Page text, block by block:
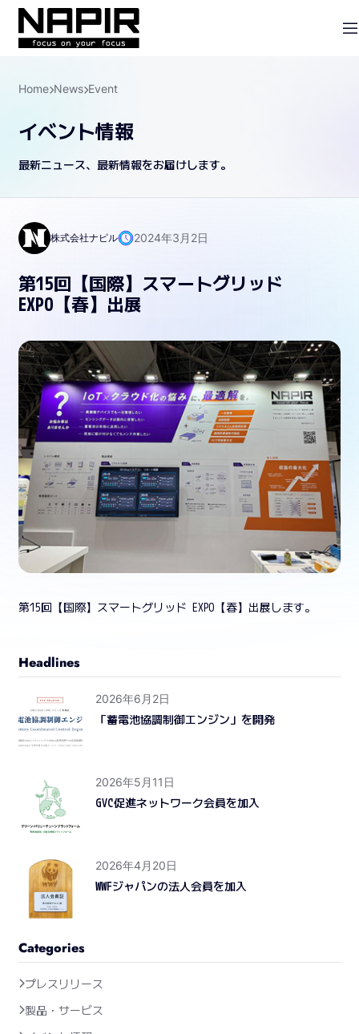
Home News Event
イベント情報
最新ニュース、最新情報をお届けします。
株式会社ナピル 2024年3月2日
第15回【国際】スマートグリッド
EXPO【春】出展
第15回【国際】スマートグリッド EXPO【春】出展します。
Headlines
2026年6月2日
「蓄電池協調制御エンジン」を開発
2026年5月11日
GVC促進ネットワーク会員を加入
2026年4月20日
WWFジャパンの法人会員を加入
Categories
プレスリリース
製品・サービス